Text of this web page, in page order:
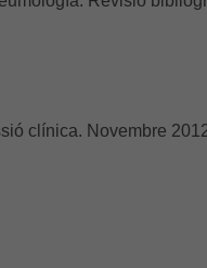
clínica. Novembre